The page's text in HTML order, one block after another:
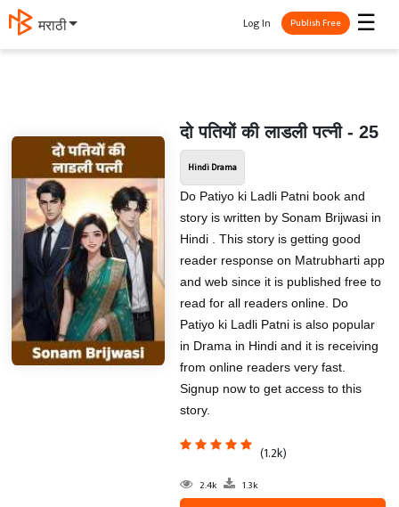
मराठी ☰
Log In Publish Free
दो पतियों की लाडली पत्नी - 25
Hindi Drama
Do Patiyo ki Ladli Patni book and
story is written by Sonam Brijwasi in
Hindi . This story is getting good
reader response on Matrubharti app
and web since it is published free to
read for all readers online. Do
Patiyo ki Ladli Patni is also popular
in Drama in Hindi and it is receiving
from online readers very fast.
Signup now to get access to this
story.
(1.2k)
2.4k 1.3k